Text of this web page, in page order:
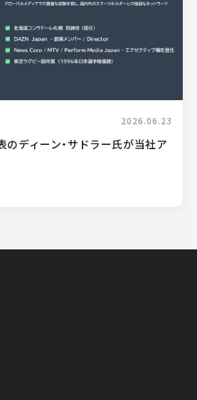
2026.06.23
ディーン・サドラー氏が当社ア